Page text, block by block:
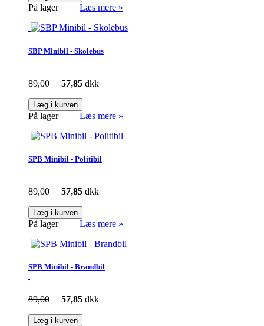
På lager Læs mere »
SBP Minibil - Skolebus
89,00 57,85 dkk
Læg i kurven
På lager Læs mere »
SPB Minibil - Politibil
89,00 57,85 dkk
Læg i kurven
På lager Læs mere »
SPB Minibil - Brandbil
89,00 57,85 dkk
Læg i kurven